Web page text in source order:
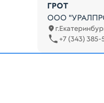
ГРОТ
ООО
+7 (343) 385-